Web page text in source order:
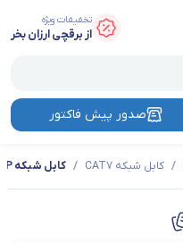
تخفیفات ویژه
از برقچی ارزان بخر
صدور پیش فاکتور
/ کابل شبکه CAT7 / کابل شبکه CAT7 SFTP لگراند